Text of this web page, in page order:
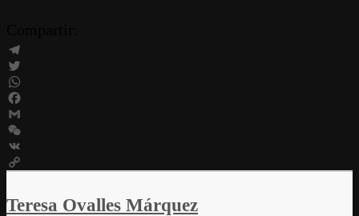
Telegram
Twitter
WhatsApp
Facebook
Gmail
WeChat
VK
Teresa Ovalles Márquez